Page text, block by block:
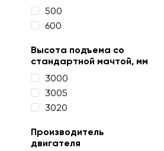
500
600
Высота подъема со
стандартной мачтой, мм
3000
3005
3020
Производитель
двигателя